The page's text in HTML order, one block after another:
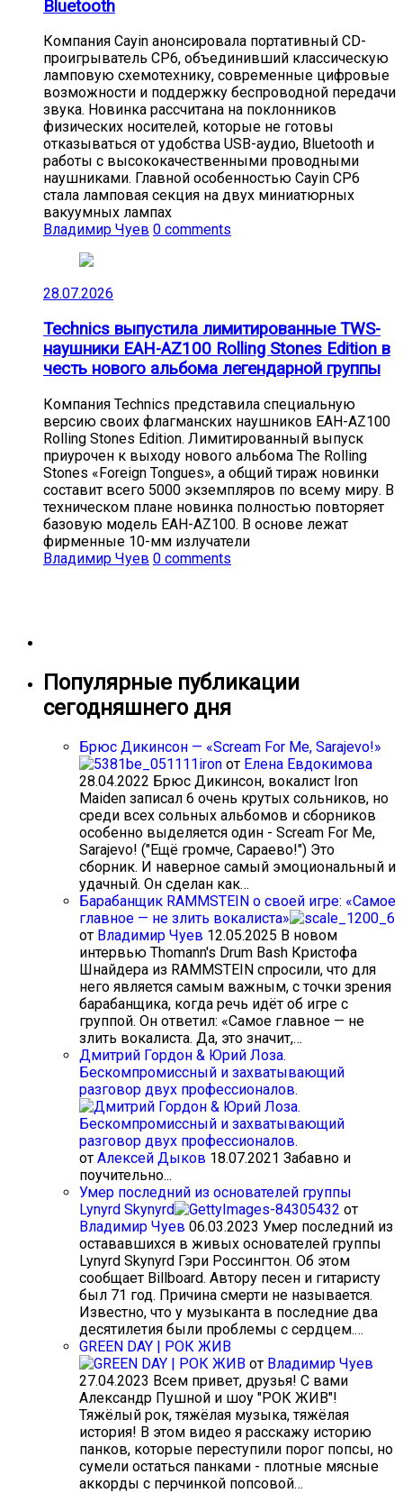
Bluetooth
Компания Cayin анонсировала портативный CD-
проигрыватель CP6, объединивший классическую
ламповую схемотехнику, современные цифровые
возможности и поддержку беспроводной передачи
звука. Новинка рассчитана на поклонников
физических носителей, которые не готовы
отказываться от удобства USB-аудио, Bluetooth и
работы с высококачественными проводными
наушниками. Главной особенностью Cayin CP6
стала ламповая секция на двух миниатюрных
вакуумных лампах
Владимир Чуев 0 comments
28.07.2026
Technics выпустила лимитированные TWS-
наушники EAH-AZ100 Rolling Stones Edition в
честь нового альбома легендарной группы
Компания Technics представила специальную
версию своих флагманских наушников EAH-AZ100
Rolling Stones Edition. Лимитированный выпуск
приурочен к выходу нового альбома The Rolling
Stones «Foreign Tongues», а общий тираж новинки
составит всего 5000 экземпляров по всему миру. В
техническом плане новинка полностью повторяет
базовую модель EAH-AZ100. В основе лежат
фирменные 10-мм излучатели
Владимир Чуев 0 comments
Популярные публикации
сегодняшнего дня
Брюс Дикинсон — «Scream For Me, Sarajevo!»
от Елена Евдокимова
28.04.2022 Брюс Дикинсон, вокалист Iron
Maiden записал 6 очень крутых сольников, но
среди всех сольных альбомов и сборников
особенно выделяется один - Scream For Me,
Sarajevo! ("Ещё громче, Сараево!") Это
сборник. И наверное самый эмоциональный и
удачный. Он сделан как…
Барабанщик RAMMSTEIN о своей игре: «Самое
главное — не злить вокалиста»
от Владимир Чуев 12.05.2025 В новом
интервью Thomann's Drum Bash Кристофа
Шнайдера из RAMMSTEIN спросили, что для
него является самым важным, с точки зрения
барабанщика, когда речь идёт об игре с
группой. Он ответил: «Самое главное — не
злить вокалиста. Да, это значит,…
Дмитрий Гордон & Юрий Лоза.
Бескомпромиссный и захватывающий
разговор двух профессионалов.
от Алексей Дыков 18.07.2021 Забавно и
поучительно...
Умер последний из основателей группы
Lynyrd Skynyrd
от
Владимир Чуев 06.03.2023 Умер последний из
остававшихся в живых основателей группы
Lynyrd Skynyrd Гэри Россингтон. Об этом
сообщает Billboard. Автору песен и гитаристу
был 71 год. Причина смерти не называется.
Известно, что у музыканта в последние два
десятилетия были проблемы с сердцем.…
GREEN DAY | РОК ЖИВ
от Владимир Чуев
27.04.2023 Всем привет, друзья! С вами
Александр Пушной и шоу "РОК ЖИВ"!
Тяжёлый рок, тяжёлая музыка, тяжёлая
история! В этом видео я расскажу историю
панков, которые переступили порог попсы, но
сумели остаться панками - плотные мясные
аккорды с перчинкой попсовой…